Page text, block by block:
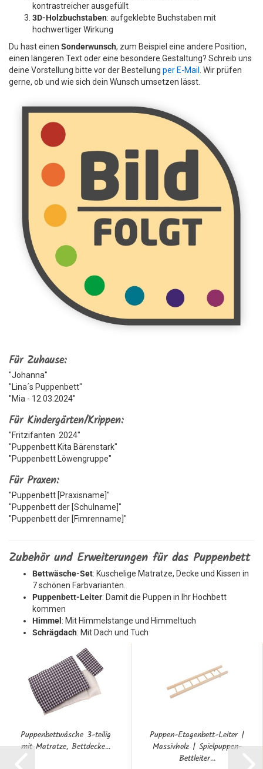
kontrastreicher ausgefüllt
3D-Holzbuchstaben: aufgeklebte Buchstaben mit
hochwertiger Wirkung
Du hast einen Sonderwunsch, zum Beispiel eine andere Position,
einen längeren Text oder eine besondere Gestaltung? Schreib uns
deine Vorstellung bitte vor der Bestellung per E-Mail . Wir prüfen
gerne, ob und wie sich dein Wunsch umsetzen lässt.
Für Zuhause:
"Johanna"
"Lina´s Puppenbett"
"Mia - 12.03.2024"
Für Kindergärten/Krippen:
"Fritzifanten 2024"
"Puppenbett Kita Bärenstark"
"Puppenbett Löwengruppe"
Für Praxen:
"Puppenbett [Praxisname]"
"Puppenbett der [Schulname]"
"Puppenbett der [Fimrenname]"
Zubehör und Erweiterungen für das Puppenbett
Bettwäsche-Set: Kuschelige Matratze, Decke und Kissen in
7 schönen Farbvarianten.
Puppenbett-Leiter: Damit die Puppen in Ihr Hochbett
kommen
Himmel: Mit Himmelstange und Himmeltuch
Schrägdach: Mit Dach und Tuch
Puppenbettwäsche 3-teilig
mit Matratze, Bettdecke...
Puppen-Etagenbett-Leiter |
Massivholz | Spielpuppen-
Bettleiter...